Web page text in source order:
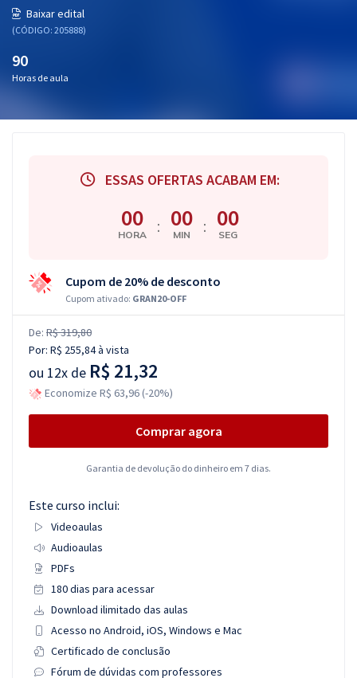
Baixar edital
(CÓDIGO: 205888)
90
Horas de aula
ESSAS OFERTAS ACABAM EM:
00
HORA : 00
MIN : 00
SEG
Cupom de 20% de desconto
Cupom ativado: GRAN20-OFF
De: R$ 319,80
Por: R$ 255,84à vista
ou 12x de R$ 21,32
Economize R$ 63,96 (-20%)
Comprar agora
Garantia de devolução do dinheiro em 7 dias.
Este curso inclui:
Videoaulas
Audioaulas
PDFs
180 dias para acessar
Download ilimitado das aulas
Acesso no Android, iOS, Windows e Mac
Certificado de conclusão
Fórum de dúvidas com professores